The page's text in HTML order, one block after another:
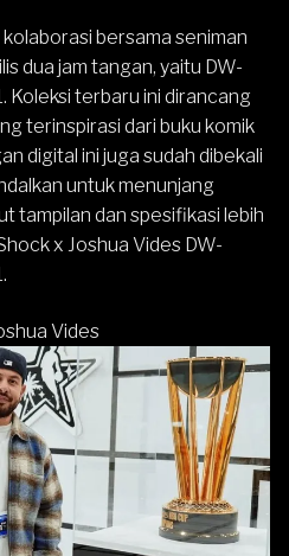
bersama seniman
dua jam tangan, yaitu DW-
Koleksi terbaru ini dirancang
terinspirasi dari buku komik
digital ini juga sudah dibekali
untuk menunjang
tampilan dan spesifikasi lebih
x Joshua Vides DW-
Vides